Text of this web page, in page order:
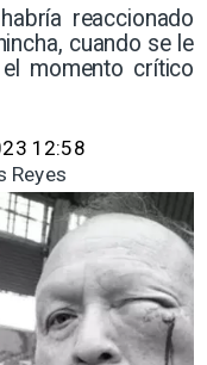
reaccionado
cuando se le
momento crítico
12:58
Reyes